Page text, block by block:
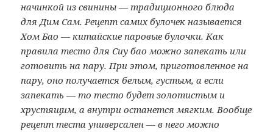
начинкой из свинины — традиционного блюда
для Дим Сам. Рецепт самих булочек называется
Хом Бао — китайские паровые булочки. Как
правила тесто для Сиу бао можно запекать или
готовить на пару. При этом, приготовленное на
пару, оно получается белым, густым, а если
запекать — то тесто будет золотистым и
хрустящим, а внутри останется мягким. Вообще
рецепт теста универсален — в него можно